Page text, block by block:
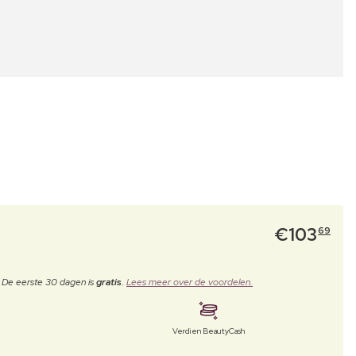
€10369
De eerste 30 dagen isgratis. Lees meer over de voordelen.
Verdien BeautyCash